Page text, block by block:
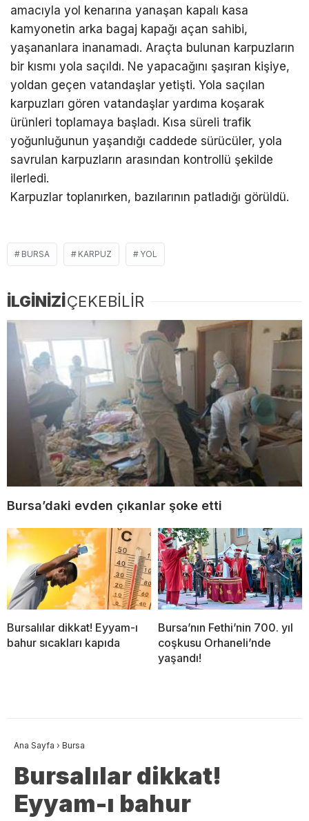
amacıyla yol kenarına yanaşan kapalı kasa
kamyonetin arka bagaj kapağı açan sahibi,
yaşananlara inanamadı. Araçta bulunan karpuzların
bir kısmı yola saçıldı. Ne yapacağını şaşıran kişiye,
yoldan geçen vatandaşlar yetişti. Yola saçılan
karpuzları gören vatandaşlar yardıma koşarak
ürünleri toplamaya başladı. Kısa süreli trafik
yoğunluğunun yaşandığı caddede sürücüler, yola
savrulan karpuzların arasından kontrollü şekilde
ilerledi.
Karpuzlar toplanırken, bazılarının patladığı görüldü.
BURSA KARPUZ YOL
İLGİNİZİÇEKEBİLİR
Bursa’daki evden çıkanlar şoke etti
Bursalılar dikkat! Eyyam-ı
bahur sıcakları kapıda
Bursa’nın Fethi’nin 700. yıl
coşkusu Orhaneli’nde
yaşandı!
Ana Sayfa › Bursa
Bursalılar dikkat!
Eyyam-ı bahur